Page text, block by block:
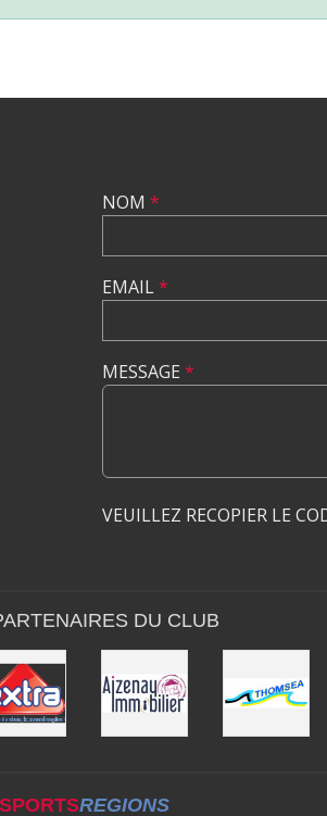
NOM *
EMAIL*
MESSAGE *
VEUILLEZ RECOPIER LE
DU CLUB
SPORTSREGIONS